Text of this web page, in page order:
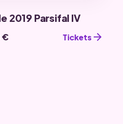
2019 Parsifal IV
€ Tickets arrow_forward